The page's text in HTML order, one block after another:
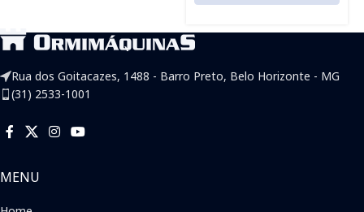
Rua dos Goitacazes, 1488 - Barro Preto, Belo Horizonte - MG
(31) 2533-1001
MENU